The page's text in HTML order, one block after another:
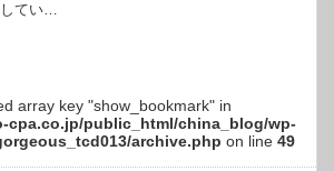
してい…
array key "show_bookmark" in
cpa.co.jp/public_html/china_blog/wp-
archive.php on line 49